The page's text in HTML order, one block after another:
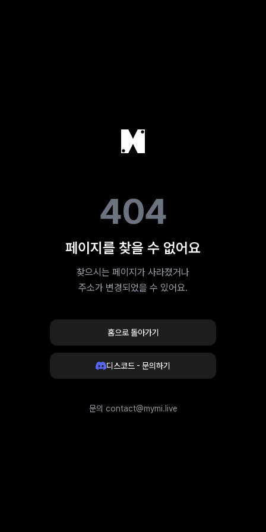
404
페이지를 찾을 수 없어요
찾으시는 페이지가 사라졌거나
주소가 변경되었을 수 있어요.
홈으로 돌아가기
디스코드 - 문의하기
문의 contact@mymi.live